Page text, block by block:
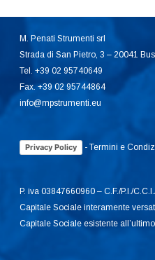
M. Penati Strumenti srl
Strada di San Pietro, 3 – 20041
Tel. +39 02 95740649
Fax. +39 02 95744864
info@mpstrumenti.eu
Privacy Policy -Termini e
P. iva 03847660960 – C.F./P.I./
Capitale Sociale interamente
Capitale Sociale esistente